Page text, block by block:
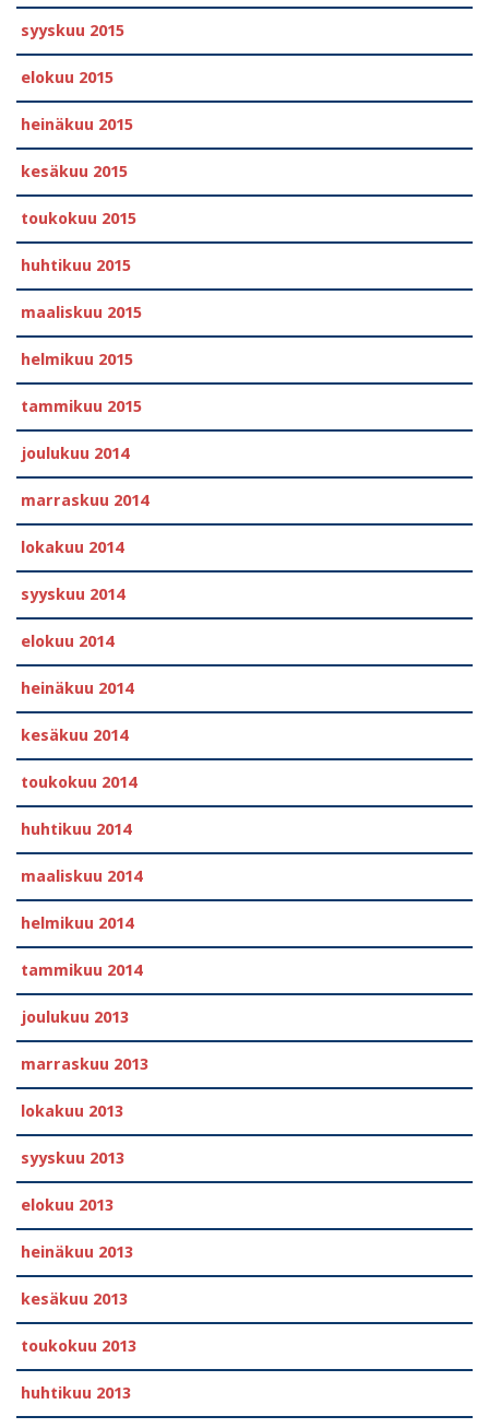
syyskuu 2015
elokuu 2015
heinäkuu 2015
kesäkuu 2015
toukokuu 2015
huhtikuu 2015
maaliskuu 2015
helmikuu 2015
tammikuu 2015
joulukuu 2014
marraskuu 2014
lokakuu 2014
syyskuu 2014
elokuu 2014
heinäkuu 2014
kesäkuu 2014
toukokuu 2014
huhtikuu 2014
maaliskuu 2014
helmikuu 2014
tammikuu 2014
joulukuu 2013
marraskuu 2013
lokakuu 2013
syyskuu 2013
elokuu 2013
heinäkuu 2013
kesäkuu 2013
toukokuu 2013
huhtikuu 2013